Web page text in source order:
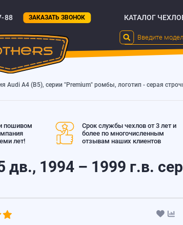
88 ЗАКАЗАТЬ ЗВОНОК КАТАЛОГ
Audi А4 (B5), серии "Premium" ромбы, логотип - серая
пошивом
лет!
Срок службы чехлов от 3 лет и
более по многочисленным
отзывам наших клиентов
1994 – 1999 г.в.